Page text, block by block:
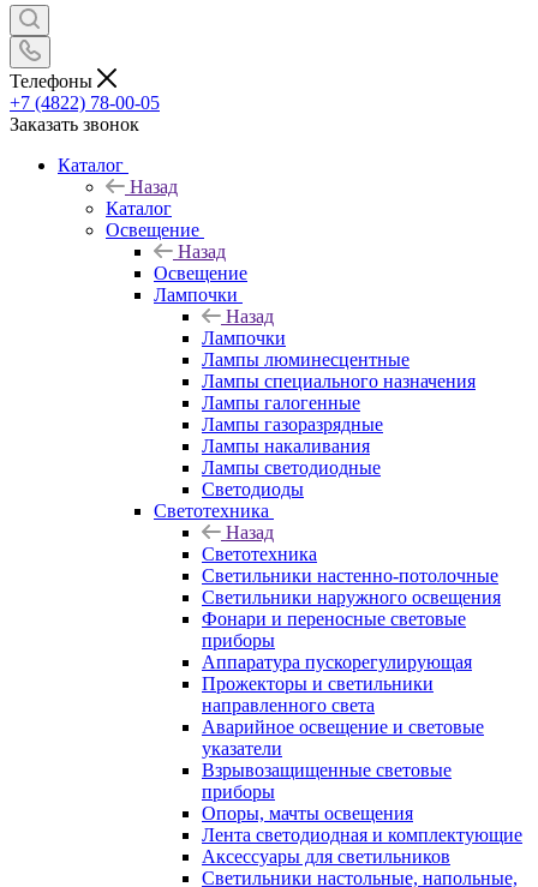
Телефоны
+7 (4822) 78-00-05
Заказать звонок
Каталог
Назад
Каталог
Освещение
Назад
Освещение
Лампочки
Назад
Лампочки
Лампы люминесцентные
Лампы специального назначения
Лампы галогенные
Лампы газоразрядные
Лампы накаливания
Лампы светодиодные
Светодиоды
Светотехника
Назад
Светотехника
Светильники настенно-потолочные
Светильники наружного освещения
Фонари и переносные световые
приборы
Аппаратура пускорегулирующая
Прожекторы и светильники
направленного света
Аварийное освещение и световые
указатели
Взрывозащищенные световые
приборы
Опоры, мачты освещения
Лента светодиодная и комплектующие
Аксессуары для светильников
Светильники настольные, напольные,